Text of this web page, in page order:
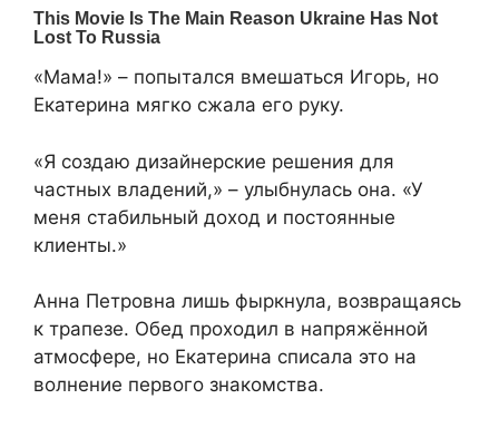
«Мама!» – попытался вмешаться Игорь, но
Екатерина мягко сжала его руку.
«Я создаю дизайнерские решения для
частных владений,» – улыбнулась она. «У
меня стабильный доход и постоянные
клиенты.»
Анна Петровна лишь фыркнула, возвращаясь
к трапезе. Обед проходил в напряжённой
атмосфере, но Екатерина списала это на
волнение первого знакомства.